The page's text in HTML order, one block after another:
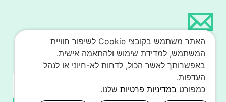
רוצים להתעדכן על המבצעים
שלנו?
האתר משתמש בקובצי Cookie לשיפור חוויית
המשתמש, למדידת שימוש ולהתאמה אישית.
באפשרותך לאשר הכול, לדחות לא-חיוני או לנהל
העדפות.
כמפורט במדיניות פרטיות שלנו.